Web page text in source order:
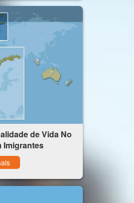
de Vida No
Imigrantes